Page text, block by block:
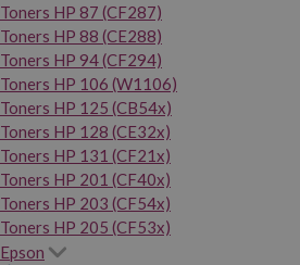
Toners HP 87 (CF287)
Toners HP 88 (CE288)
Toners HP 94 (CF294)
Toners HP 106 (W1106)
Toners HP 125 (CB54x)
Toners HP 128 (CE32x)
Toners HP 131 (CF21x)
Toners HP 201 (CF40x)
Toners HP 203 (CF54x)
Toners HP 205 (CF53x)
Epson